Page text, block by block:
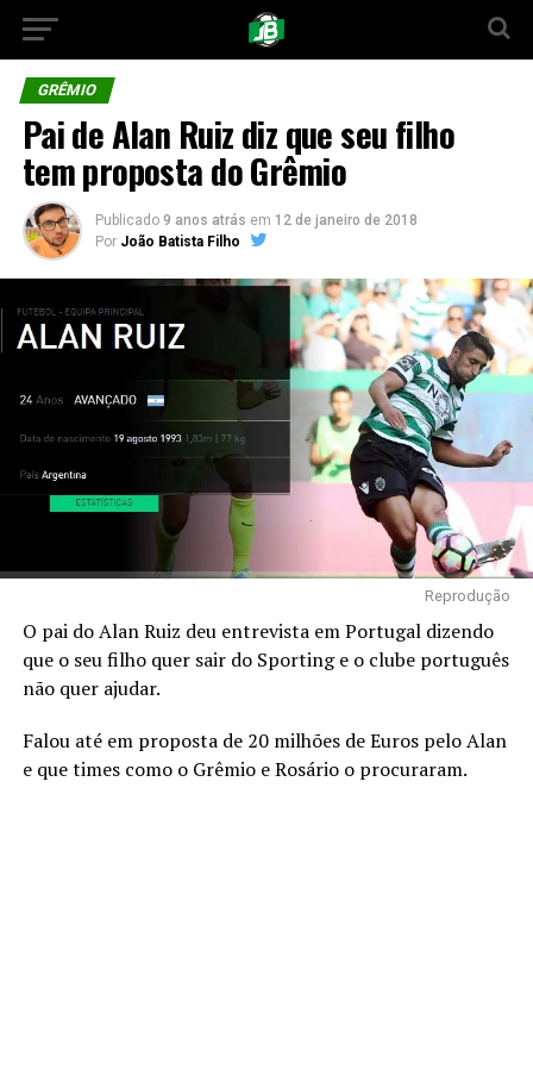
GRÊMIO
Pai de Alan Ruiz diz que seu filho
tem proposta do Grêmio
Publicado 9 anos atrás em 12 de janeiro de 2018
Por João Batista Filho
Reprodução
O pai do Alan Ruiz deu entrevista em Portugal dizendo
que o seu filho quer sair do Sporting e o clube português
não quer ajudar.
Falou até em proposta de 20 milhões de Euros pelo Alan
e que times como o Grêmio e Rosário o procuraram.